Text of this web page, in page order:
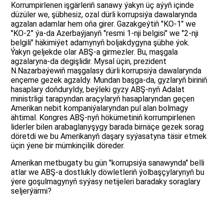
Korrumpirlenen işgärleriň sanawy ýakyn üç aýyň içinde
düzüler we, şübhesiz, ozal dürli korrupsiýa dawalarynda
agzalan adamlar hem oňa girer. Gazakgeýtiň "KO-1" we
"KO-2" ýa-da Azerbaýjanyň "resmi 1-nji belgisi" we "2-nji
belgili" häkimiýet adamynyň boljakdygyna şübhe ýok.
Ýakyn geljekde olar ABŞ-a girmezler. Bu, maşgala
agzalaryna-da degişlidir. Mysal üçin, prezident
N.Nazarbaýewiň maşgalasy dürli korrupsiýa dawalarynda
ençeme gezek agzaldy. Mundan başga-da, gyzlaryň biriniň
hasaplary doňduryldy, beýleki gyzy ABŞ-nyň Adalat
ministrligi tarapyndan araçylaryň hasaplaryndan geçen
Amerikan nebit kompaniýalaryndan pul alan bolmagy
ähtimal. Kongres ABŞ-nyň hökümetiniň korrumpirlenen
liderler bilen arabaglanyşygy barada birnäçe gezek sorag
döretdi we bu Amerikanyň daşary syýasatyna täsir etmek
üçin ýene bir mümkinçilik döreder.
Amerikan metbugaty bu gün "korrupsiýa sanawynda" belli
atlar we ABŞ-a dostlukly döwletleriň ýolbaşçylarynyň bu
ýere goşulmagynyň syýasy netijeleri baradaky soraglary
seljerýärmi?